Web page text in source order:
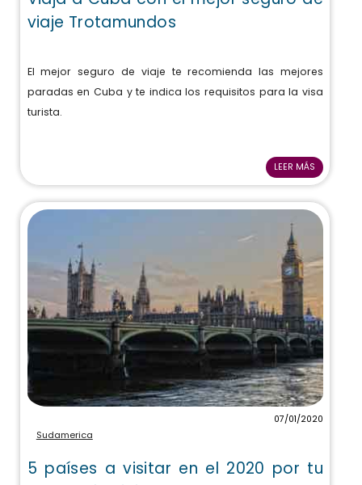
viaje Trotamundos
El mejor seguro de viaje te recomienda las mejores
paradas en Cuba y te indica los requisitos para la visa
turista.
LEER MÁS
07/01/2020
Sudamerica
5 países a visitar en el 2020 por tu